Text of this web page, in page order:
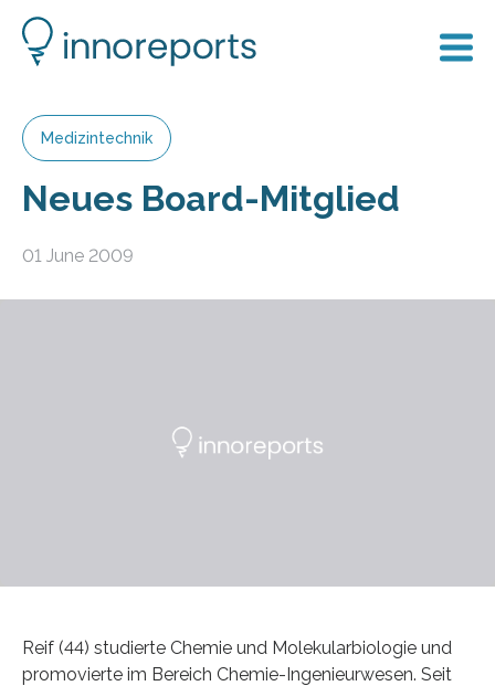
Medizintechnik
Neues Board-Mitglied
01 June 2009
Reif (44) studierte Chemie und Molekularbiologie und
promovierte im Bereich Chemie-Ingenieurwesen. Seit